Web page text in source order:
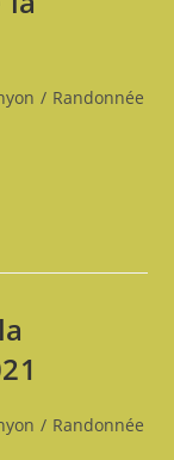
/ Randonnée
/ Randonnée